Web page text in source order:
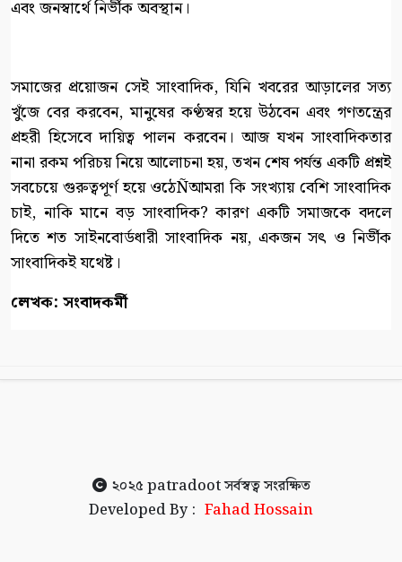
এবং জনস্বার্থে নির্ভীক অবস্থান।
সমাজের প্রয়োজন সেই সাংবাদিক, যিনি খবরের আড়ালের সত্য
খুঁজে বের করবেন, মানুষের কণ্ঠস্বর হয়ে উঠবেন এবং গণতন্ত্রের
প্রহরী হিসেবে দায়িত্ব পালন করবেন। আজ যখন সাংবাদিকতার
নানা রকম পরিচয় নিয়ে আলোচনা হয়, তখন শেষ পর্যন্ত একটি প্রশ্নই
সবচেয়ে গুরুত্বপূর্ণ হয়ে ওঠেÑআমরা কি সংখ্যায় বেশি সাংবাদিক
চাই, নাকি মানে বড় সাংবাদিক? কারণ একটি সমাজকে বদলে
দিতে শত সাইনবোর্ডধারী সাংবাদিক নয়, একজন সৎ ও নির্ভীক
সাংবাদিকই যথেষ্ট।
লেখক: সংবাদকর্মী
২০২৫ patradootসর্বস্বত্ব সংরক্ষিত
Developed By : Fahad Hossain